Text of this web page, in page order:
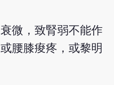
微，致腎弱不能作
腰膝痠疼，或黎明